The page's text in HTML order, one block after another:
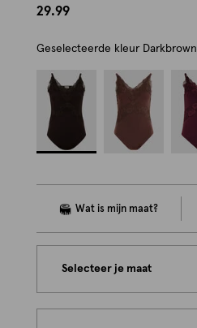
29.99
Geselecteerde kleur Darkbrown
Selecteer je maat